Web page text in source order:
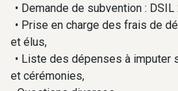
• Demande de subvention : DSIL
• Prise en charge des frais de
et élus,
• Liste des dépenses à imputer
et cérémonies,